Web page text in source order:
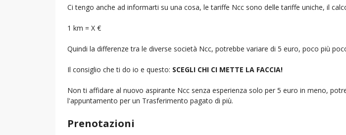
Ci tengo anche ad informarti su una cosa, le tariffe Ncc sono delle tariffe uniche, il
1 km = X €
Quindi la differenze tra le diverse società Ncc, potrebbe variare di 5 euro, poco più
Il consiglio che ti do io e questo: SCEGLI CHI CI METTE LA FACCIA!
Non ti affidare al nuovo aspirante Ncc senza esperienza solo per 5 euro in meno,
l'appuntamento per un Trasferimento pagato di più.
Prenotazioni